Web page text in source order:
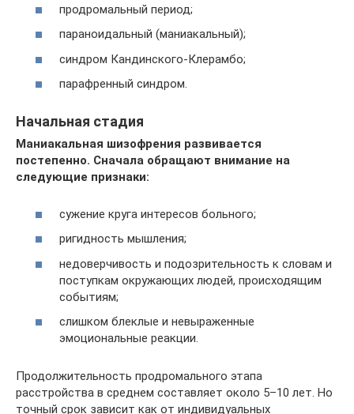
продромальный период;
параноидальный (маниакальный);
синдром Кандинского-Клерамбо;
парафренный синдром.
Начальная стадия
Маниакальная шизофрения развивается
постепенно. Сначала обращают внимание на
следующие признаки:
сужение круга интересов больного;
ригидность мышления;
недоверчивость и подозрительность к словам и
поступкам окружающих людей, происходящим
событиям;
слишком блеклые и невыраженные
эмоциональные реакции.
Продолжительность продромального этапа
расстройства в среднем составляет около 5–10 лет. Но
точный срок зависит как от индивидуальных